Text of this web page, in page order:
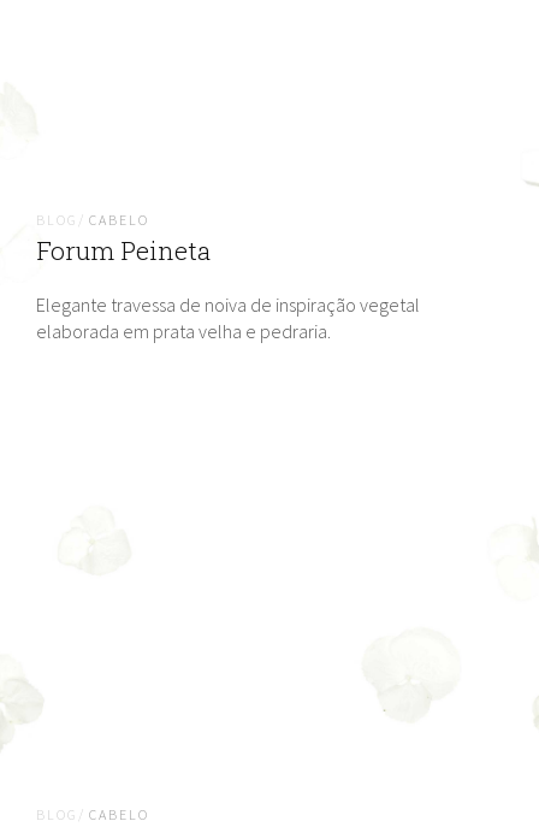
BLOG/ CABELO
Forum Peineta
Elegante travessa de noiva de inspiração vegetal
elaborada em prata velha e pedraria.
BLOG/ CABELO